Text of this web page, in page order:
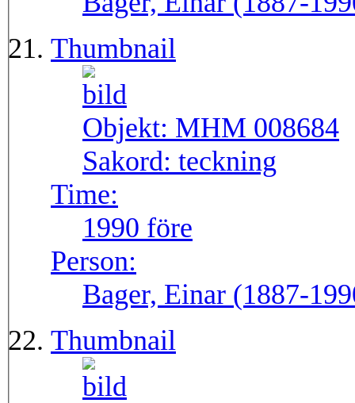
Thumbnail
Objekt: MHM 008684
Sakord: teckning
Time:
1990 före
Person:
Bager, Einar (1887-
Thumbnail